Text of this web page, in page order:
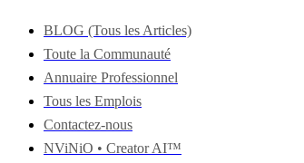
BLOG (Tous les Articles)
Toute la Communauté
Annuaire Professionnel
Tous les Emplois
Contactez-nous
NViNiO • Creator AI™